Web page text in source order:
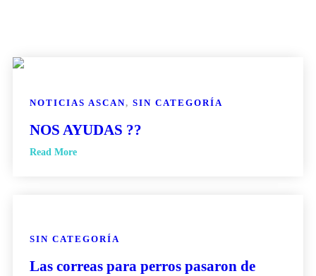
NOTICIAS ASCAN, SIN CATEGORÍA
NOS AYUDAS ??
Read More
SIN CATEGORÍA
Las correas para perros pasaron de